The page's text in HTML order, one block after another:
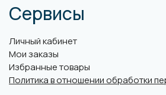
Сервисы
Личный кабинет
Мои заказы
Избранные товары
Политика в отношении обработки